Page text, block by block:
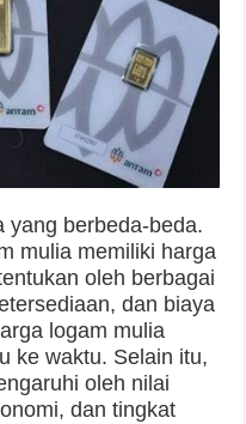
yang berbeda-beda.
mulia memiliki harga
oleh berbagai
dan biaya
logam mulia
ke waktu. Selain itu,
oleh nilai
dan tingkat